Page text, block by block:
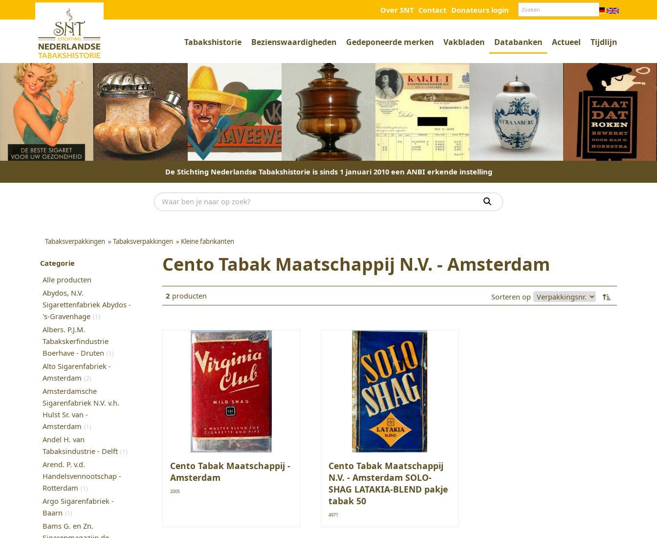
Over SNT Contact Donateurs login
Tabakshistorie Bezienswaardigheden Gedeponeerde merken Vakbladen Databanken Actueel Tijdlijn
De Stichting Nederlandse Tabakshistorie is sinds 1 januari 2010 een ANBI erkende instelling
Tabaksverpakkingen » Tabaksverpakkingen » Kleine fabrikanten
Categorie
Alle producten
Abydos, N.V.
Sigarettenfabriek Abydos -
's-Gravenhage (1)
Albers. P.J.M.
Tabakskerfindustrie
Boerhave - Druten (1)
Alto Sigarenfabriek -
Amsterdam (2)
Amsterdamsche
Sigarenfabriek N.V. v.h.
Hulst Sr. van -
Amsterdam (1)
Andel H. van
Tabaksindustrie - Delft (1)
Arend. P. v.d.
Handelsvennootschap -
Rotterdam (1)
Argo Sigarenfabriek -
Baarn (1)
Bams G. en Zn.
Cento Tabak Maatschappij N.V. - Amsterdam
2 producten Sorteren op
Cento Tabak Maatschappij -
Amsterdam
2005
Cento Tabak Maatschappij
N.V. - Amsterdam SOLO-
SHAG LATAKIA-BLEND pakje
tabak 50
4971